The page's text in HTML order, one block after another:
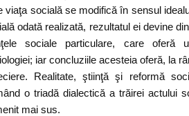
viaţa socială se modifică în sensul
odată realizată, rezultatul ei devine
sociale particulare, care oferă
iar concluziile acesteia oferă, la
Realitate, ştiinţă şi reformă
o triadă dialectică a trăirei actului
mai sus.